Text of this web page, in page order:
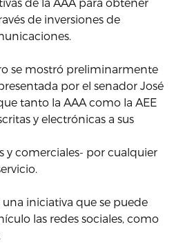
de inversiones de
se mostró preliminarmente
por el senador José
tanto la AAA como la AEE
y electrónicas a sus
y comerciales- por cualquier
iniciativa que se puede
las redes sociales, como